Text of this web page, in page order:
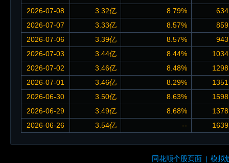
2026-07-08
3.32亿 8.79%
2026-07-07
3.33亿 8.57%
2026-07-06
3.39亿 8.57%
2026-07-03
3.44亿 8.44%
2026-07-02
3.46亿 8.48%
2026-07-01
3.46亿 8.29%
2026-06-30
3.50亿 8.63%
2026-06-29
3.49亿 8.68%
2026-06-26
3.54亿 --
同花顺个股页面 模拟